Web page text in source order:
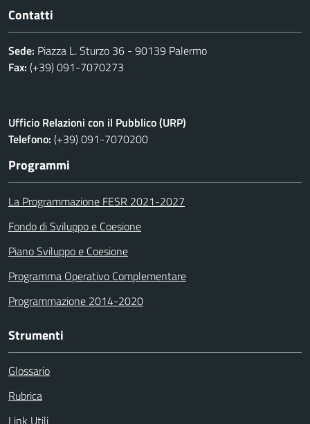
Contatti
Sede: Piazza L. Sturzo 36 - 90139 Palermo
Fax: (+39) 091-7070273
Ufficio Relazioni con il Pubblico (URP)
Telefono: (+39) 091-7070200
Programmi
La Programmazione FESR 2021-2027
Fondo di Sviluppo e Coesione
Piano Sviluppo e Coesione
Programma Operativo Complementare
Programmazione 2014-2020
Strumenti
Glossario
Rubrica
Link Utili